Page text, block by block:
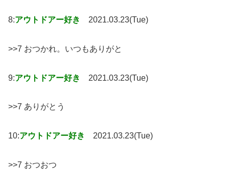
8:アウトドアー好き 2021.03.23(Tue)
>>7 おつかれ。いつもありがと
9:アウトドアー好き 2021.03.23(Tue)
>>7 ありがとう
10:アウトドアー好き 2021.03.23(Tue)
>>7 おつおつ